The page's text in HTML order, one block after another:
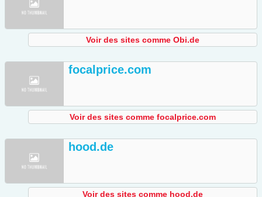
Voir des sites comme Obi.de
focalprice.com
Voir des sites comme focalprice.com
hood.de
Voir des sites comme hood.de